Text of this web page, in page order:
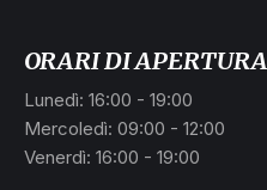
ORARI DI APERTURA
Lunedì: 16:00 - 19:00
Mercoledì: 09:00 - 12:00
Venerdì: 16:00 - 19:00